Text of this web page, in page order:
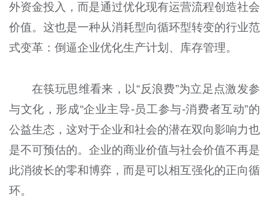
外资金投入，而是通过优化现有运营流程创造社会
价值。这也是一种从消耗型向循环型转变的行业范
式变革：倒逼企业优化生产计划、库存管理。
在筷玩思维看来，以“反浪费”为立足点激发参
与文化，形成“企业主导-员工参与-消费者互动”的
公益生态，这对于企业和社会的潜在双向影响力也
是不可预估的。企业的商业价值与社会价值不再是
此消彼长的零和博弈，而是可以相互强化的正向循
环。